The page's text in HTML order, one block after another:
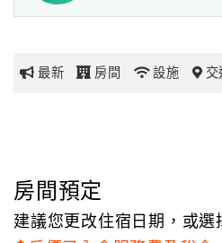
玩
地
圖
自在的住宿享受。
木、樟木、玉桂木等家具，
最新 房間 設施 交
房間預定
建議您更改住宿日期，或選